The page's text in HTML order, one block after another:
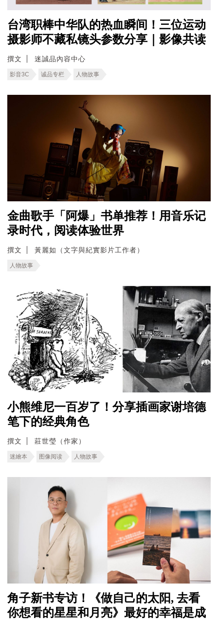
台湾职棒中华队的热血瞬间！三位运动
摄影师不藏私镜头参数分享｜影像共读
撰文 迷誠品內容中心
影音3C 诚品专栏 人物故事
金曲歌手「阿爆」书单推荐！用音乐记
录时代，阅读体验世界
撰文 黃麗如（文字與紀實影片工作者）
人物故事
小熊维尼一百岁了！分享插画家谢培德
笔下的经典角色
撰文 莊世瑩（作家）
迷繪本 图像阅读 人物故事
角子新书专访！《做自己的太阳, 去看
你想看的星星和月亮》最好的幸福是成